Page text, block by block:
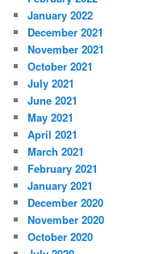
January 2022
December 2021
November 2021
October 2021
July 2021
June 2021
May 2021
April 2021
March 2021
February 2021
January 2021
December 2020
November 2020
October 2020